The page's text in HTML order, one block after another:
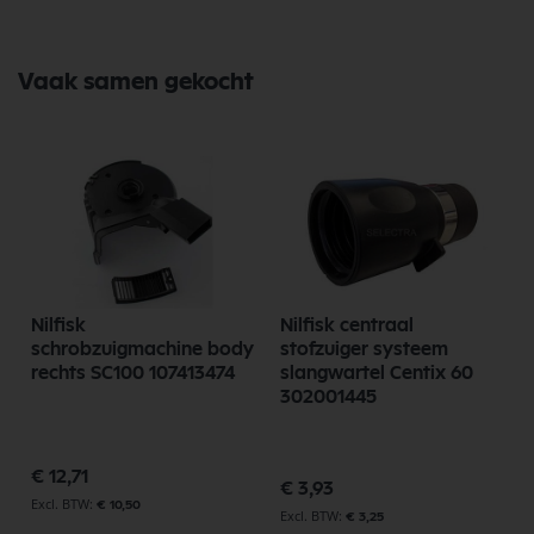
Vaak samen gekocht
Nilfisk
schrobzuigmachine body
rechts SC100 107413474
€ 12,71
€ 10,50
Nilfisk centraal
stofzuiger systeem
slangwartel Centix 60
302001445
€ 3,93
€ 3,25